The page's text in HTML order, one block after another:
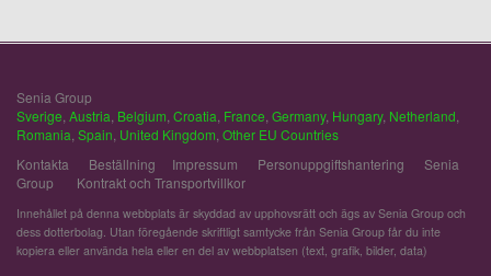
Senia Group
Sverige Austria Belgium Croatia France Germany, Hungary, Netherland
Romania Spain United Kingdom Other EU Countries
Kontakta
Beställning Impressum Personuppgiftshantering
Senia
Group
Kontrakt och Transportvillkor
Innehållet på denna webbplats är skyddad av upphovsrätt och ägs av Senia Group och
dess dotterbolag. Utan föregående skriftligt samtycke från Senia Group får du inte
kopiera eller använda hela eller en del av webbplatsen (text, grafik, bilder, data)